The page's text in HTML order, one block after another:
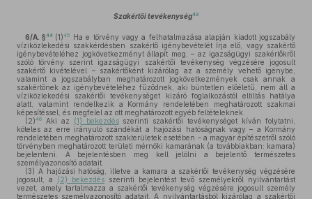
Szakértői tevékenység43
6/A. §44 (1)45
Ha e törvény vagy a felhatalmazása alapján kiadott jogszabály
víziközlekedési szakkérdésben szakértő igénybevételét írja elő, vagy szakértő
igénybevételéhez jogkövetkezményt állapít meg, – az igazságügyi szakértőkről
szóló törvény szerint igazságügyi szakértői tevékenység végzésére jogosult
szakértő kivételével – szakértőként kizárólag az a személy vehető igénybe,
valamint a jogszabályban meghatározott jogkövetkezmények csak annak a
szakértőnek az igénybevételéhez fűződnek, aki büntetlen előéletű, nem áll a
víziközlekedési szakértői tevékenységet kizáró foglalkozástól eltiltás hatálya
alatt, valamint rendelkezik a Kormány rendeletében meghatározott szakmai
képesítéssel, és megfelel az ott meghatározott egyéb feltételeknek.
(2)46 Aki az (1) bekezdésszerinti szakértői tevékenységet kíván folytatni,
köteles az erre irányuló szándékát a hajózási hatóságnak vagy – a Kormány
rendeletében meghatározott szakterületek esetében – a magyar építészetről szóló
törvényben meghatározott területi mérnöki kamarának (a továbbiakban: kamara)
bejelenteni. A bejelentésben meg kell jelölni a bejelentő természetes
személyazonosító adatait.
(3) A hajózási hatóság, illetve a kamara a szakértői tevékenység végzésére
jogosult, a (2) bekezdés szerinti bejelentést tevő személyekről nyilvántartást
vezet, amely tartalmazza a szakértői tevékenység végzésére jogosult személy
természetes személyazonosító adatait. A nyilvántartásból kizárólag a szakértői